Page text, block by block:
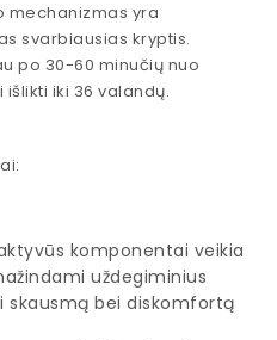
mechanizmas yra
svarbiausias kryptis.
po 30-60 minučių nuo
iki 36 valandų.
komponentai veikia
uždegiminius
skausmą bei diskomfortą